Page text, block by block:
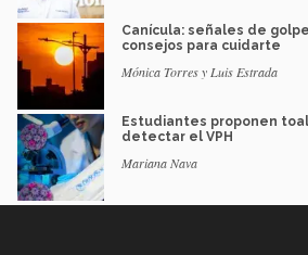
Canícula: señales de
consejos para cuidarte
Mónica Torres y Luis Estrada
Estudiantes proponen
detectar el VPH
Mariana Nava